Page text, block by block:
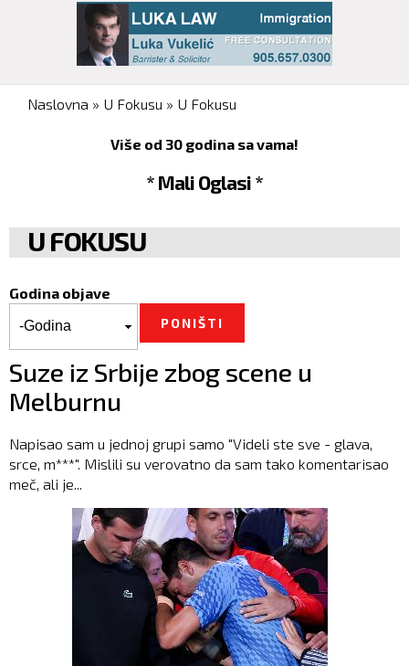
You are here
Naslovna » U Fokusu » U Fokusu
Više od 30 godina sa vama!
* Mali Oglasi *
U FOKUSU
Godina objave
Suze iz Srbije zbog scene u
Melburnu
Napisao sam u jednoj grupi samo "Videli ste sve - glava,
srce, m***". Mislili su verovatno da sam tako komentarisao
meč, ali je...